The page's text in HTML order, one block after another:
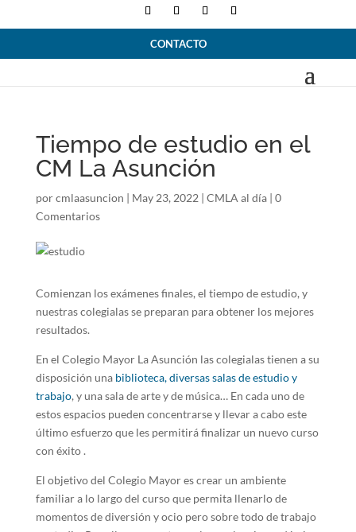
CONTACTO
Tiempo de estudio en el
CM La Asunción
porcmlaasuncion May 23, 2022| CMLA al día| 0
Comentarios
Comienzan los exámenes finales, el tiempo de estudio, y
nuestras colegialas se preparan para obtener los mejores
resultados.
En el Colegio Mayor La Asunción las colegialas tienen a su
disposición unabiblioteca, diversas salas de estudio y
trabajo, y una sala de arte y de música… En cada uno de
estos espacios pueden concentrarse y llevar a cabo este
último esfuerzo que les permitirá finalizar un nuevo curso
con éxito .
El objetivo del Colegio Mayor es crear un ambiente
familiar a lo largo del curso que permita llenarlo de
momentos de diversión y ocio pero sobre todo de trabajo